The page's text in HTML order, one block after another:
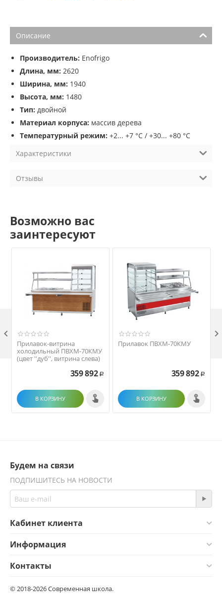
Описание
Производитель: Enofrigo
Длина, мм: 2620
Ширина, мм: 1940
Высота, мм: 1480
Тип: двойной
Материал корпуса: массив дерева
Температурный режим: +2... +7 °C / +30... +80 °C
Характеристики
Отзывы
Возможно вас
заинтересуют
Прилавок-витрина
холодильный ПВХМ-70КМУ
(цвет ''дуб'', витрина слева)
359 892 Р
В КОРЗИНУ
Прилавок ПВХМ-70КМУ
359 892 Р
В КОРЗИНУ
 
Будем на связи
ПОДПИШИТЕСЬ НА НОВОСТИ
Кабинет клиента
Информация
Контакты
© 2018-2026 Современная школа.